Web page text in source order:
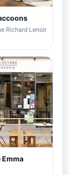
Richard Lenoir